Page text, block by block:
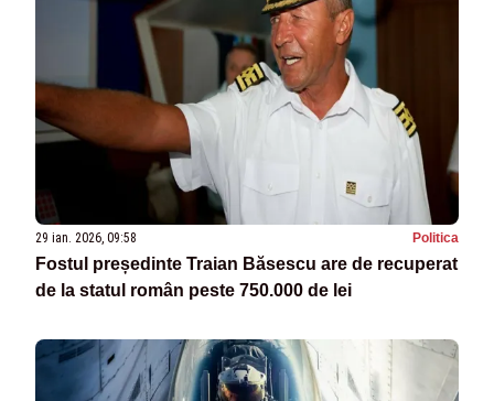
29 ian. 2026, 09:58 Politica
Fostul președinte Traian Băsescu are de recuperat
de la statul român peste 750.000 de lei